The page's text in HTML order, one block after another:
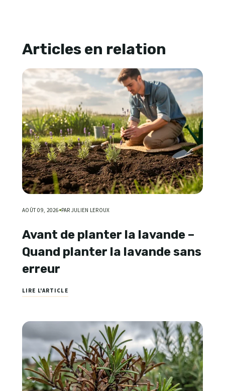
Articles en relation
AOÛT 09, 2026 PAR JULIEN LEROUX
Avant de planter la lavande –
Quand planter la lavande sans
erreur
LIRE L'ARTICLE